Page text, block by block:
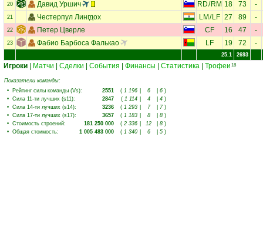
20 Давид Уршич RD/ RM 18 73 -
21 Честерпул Лингдох LM / LF 27 89 -
22 Петер Цверле CF 16 47 -
23 Фабио Барбоса Фалькао LF 19 72 -
25.1 2693
Игроки Матчи Сделки События Финансы Статистика Трофеи 18
Показатели команды:
• Рейтинг силы команды (Vs): 2551 ( 1 196 6 6 )
• Сила 11-ти лучших (s11): 2847 ( 1 114 4 4 )
• Сила 14-ти лучших (s14): 3236 ( 1 293 7 7)
• Сила 17-ти лучших (s17): 3657 ( 1 183 8 8 )
• Стоимость строений: 181 250 000 ( 2 336 12 8 )
• Общая стоимость: 1 005 483 000 ( 1 340 6 5 )